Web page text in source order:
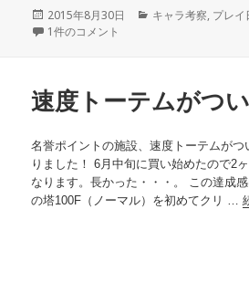
投
稿
2015年8月30日
カ
キャラ考察, プレイ
風魔剣士（ルピナス）は高評価？ への
1件のコメント
速度トーテムがつ
名誉ポイントの施設、速度トーテムがつ
りました！ 6月中旬に買い始めたので2
なります。長かった・・・。 この達成
の塔100F（ノーマル）を初めてクリ …